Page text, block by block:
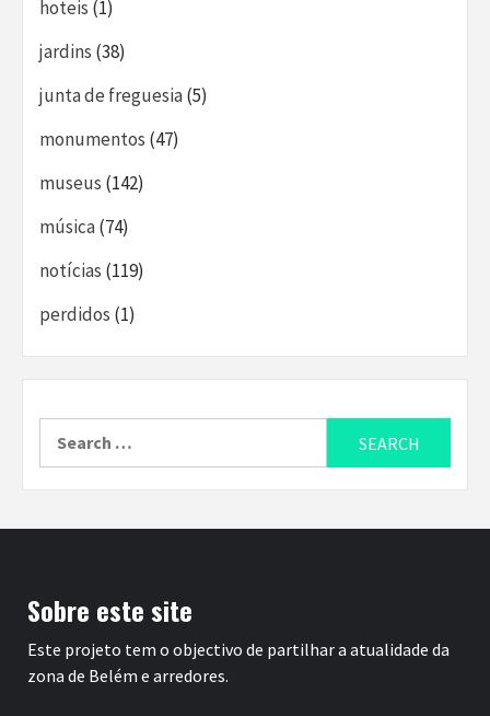
hoteis (1)
jardins (38)
junta de freguesia(5)
monumentos (47)
museus (142)
música(74)
notícias (119)
perdidos (1)
Sobre este site
Este projeto tem o objectivo de partilhar a atualidade da
zona de Belém e arredores.